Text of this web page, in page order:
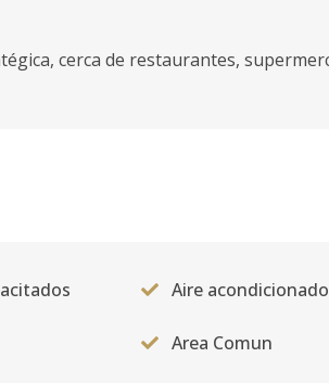
cerca de restaurantes,
Aire acondicionado
Area Comun